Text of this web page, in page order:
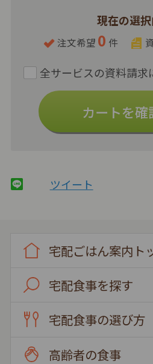
現在の選
注文希望 0 件
カートを確
ツイート
宅配ごはん案内ト
宅配食事を探す
宅配食事の選び方
高齢者の食事